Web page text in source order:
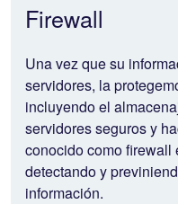
Firewall
Una vez que su
servidores, la
incluyendo el
servidores seguros y
conocido como firewall
detectando y
información.